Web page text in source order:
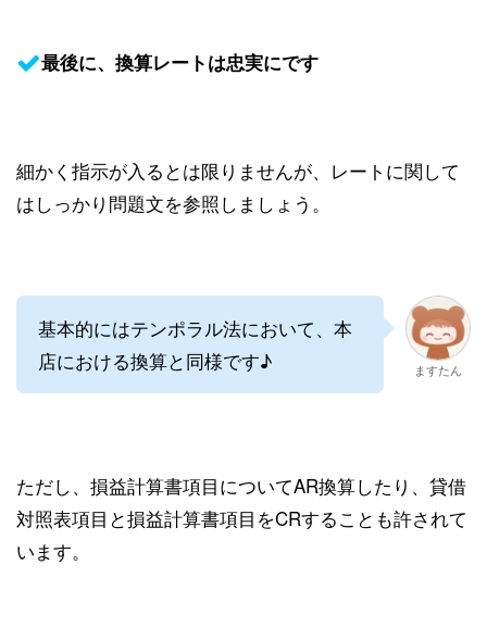
最後に、換算レートは忠実にです
細かく指示が入るとは限りませんが、レートに関して
はしっかり問題文を参照しましょう。
基本的にはテンポラル法において、本
店における換算と同様です♪
ますたん
ただし、損益計算書項目についてAR換算したり、貸借
対照表項目と損益計算書項目をCRすることも許されて
います。